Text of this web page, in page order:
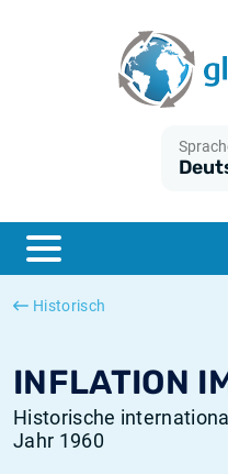
Historisch
INFLATION
Historische
Jahr 1960
ESTER
SONIA
Was ist die VPI-Inflation?
Was ist die HVPI-Inflation?
Deutsche inflation
Europäische inflation
Historische Euribor-Sätze
Historische ESTER-Sätze
Historische SOFR-Sätze
Historische SONIA-Sätze
Inflationsrechner